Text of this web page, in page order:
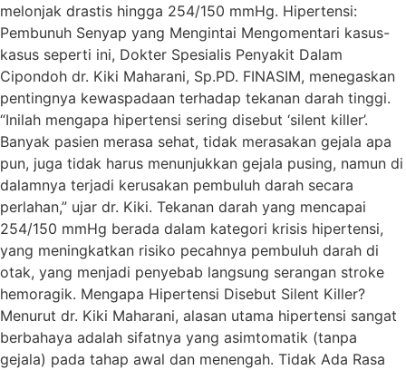
melonjak drastis hingga 254/150 mmHg. Hipertensi:
Pembunuh Senyap yang Mengintai Mengomentari kasus-
kasus seperti ini, Dokter Spesialis Penyakit Dalam
Cipondoh dr. Kiki Maharani, Sp.PD. FINASIM, menegaskan
pentingnya kewaspadaan terhadap tekanan darah tinggi.
“Inilah mengapa hipertensi sering disebut ‘silent killer’.
Banyak pasien merasa sehat, tidak merasakan gejala apa
pun, juga tidak harus menunjukkan gejala pusing, namun di
dalamnya terjadi kerusakan pembuluh darah secara
perlahan,” ujar dr. Kiki. Tekanan darah yang mencapai
254/150 mmHg berada dalam kategori krisis hipertensi,
yang meningkatkan risiko pecahnya pembuluh darah di
otak, yang menjadi penyebab langsung serangan stroke
hemoragik. Mengapa Hipertensi Disebut Silent Killer?
Menurut dr. Kiki Maharani, alasan utama hipertensi sangat
berbahaya adalah sifatnya yang asimtomatik (tanpa
gejala) pada tahap awal dan menengah. Tidak Ada Rasa